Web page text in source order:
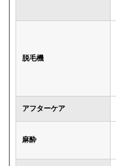
脱毛機
アフターケア
麻酔